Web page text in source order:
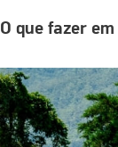
O que fazer